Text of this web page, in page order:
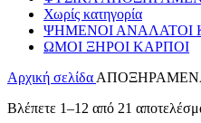
Χωρίς κατηγορία
ΨΗΜΕΝΟΙ ΑΝΑΛΑΤΟΙ
ΩΜΟΙ ΞΗΡΟΙ ΚΑΡΠΟΙ
Αρχική σελίδα
Βλέπετε 1–12 από 21